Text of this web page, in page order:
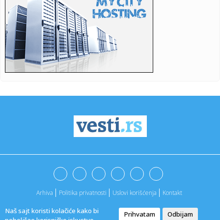
Naš sajt koristi kolačiće kako bi
Prihvatam Odbijam
23:47:Škoda Peaq u serijskoj proizvodnji
23:44:"Mesi bi bio Pikaso" VIDEO
23:41:Marinović nakon pobjede: Zaslužili smo još koji gol, ali
svaka...
Partizan demolirao Tobol, Ilić konačno zadovoljan: Na
Otkriveni detalji pucnjave na američki konzulat; Iza svega
23:34:PRE PAR MESECI SANJALI TITULU, SADA IH SVI DEMOLIRAJU:
Arhiva Politika privatnosti Uslovi korišćenja Kontakt
@2022. -Vesti | Marketing agencijaApaOne